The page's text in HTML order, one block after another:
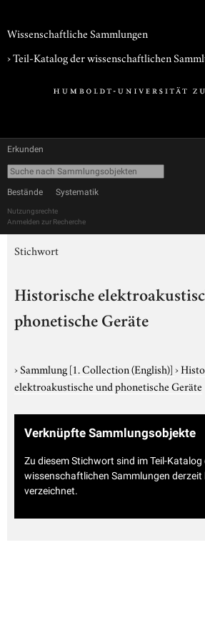
Wissenschaftliche Sammlungen
› Teil-Katalog der wissenschaftlichen
Erkunden
Bestände Systematik
Nutzungsrechte
Anmelden zur Recherche
Stichwort
Historische
phonetische Geräte
›Sammlung[1. Collection (English)]›
elektroakustische und phonetische Geräte
Verknüpfte Sammlungsobjekte
Zu diesem Stichwort sind im Teil-Katalog
wissenschaftlichen Sammlungen derzeit
verzeichnet.